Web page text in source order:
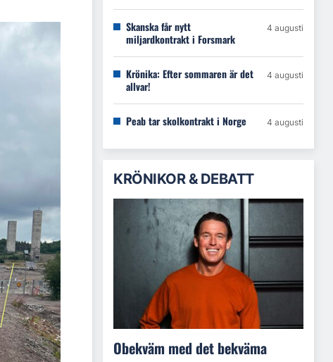
Skanska får nytt
miljardkontrakt i Forsmark
4 augusti
Krönika: Efter sommaren är det
allvar!
4 augusti
Peab tar skolkontrakt i Norge 4 augusti
KRÖNIKOR & DEBATT
Obekväm med det bekväma